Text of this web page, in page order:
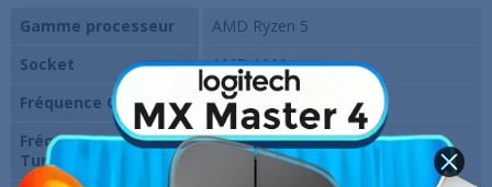
Gamme processeur
AMD Ryzen 5
Socket
AMD AM4
Fréquence CPU
3.6 Ghz
Fréquence en mode
Turbo
4.1 Ghz